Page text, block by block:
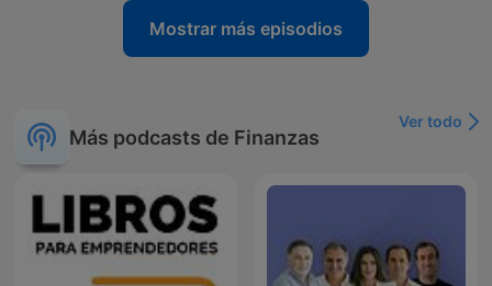
Mostrar más episodios
Más podcasts de Finanzas
Ver todo